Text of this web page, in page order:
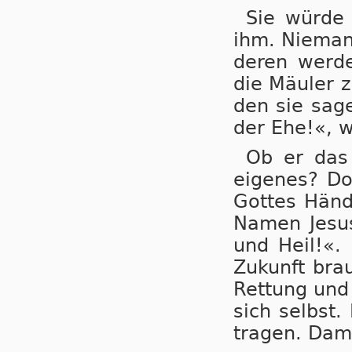
Sie
ihm.
de­ren
die Mäu­ler
den sie
der Ehe!«,
Ob er
eigenes?
Got­tes
Na­men
und Heil!«.
Zu­kunft
Ret­tung
sich selbst.
tra­gen.